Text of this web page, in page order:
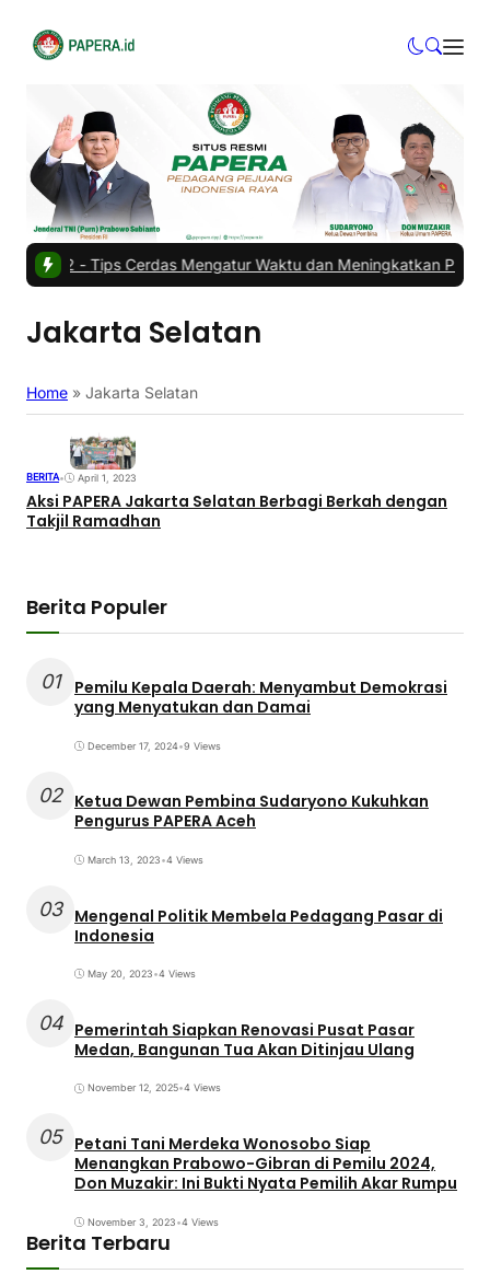
| #2 -Tips Cerdas Mengatur Waktu dan Meningkatkan
Jakarta Selatan
Home » Jakarta Selatan
BERITA• April 1, 2023
Aksi PAPERA Jakarta Selatan Berbagi Berkah dengan
Takjil Ramadhan
Berita Populer
01
Pemilu Kepala Daerah: Menyambut Demokrasi
yang Menyatukan dan Damai
December 17, 2024•9 Views
02 Ketua Dewan Pembina Sudaryono Kukuhkan
Pengurus PAPERA Aceh
March 13, 2023•4 Views
03 Mengenal Politik Membela Pedagang Pasar di
Indonesia
May 20, 2023•4 Views
04 Pemerintah Siapkan Renovasi Pusat Pasar
Medan, Bangunan Tua Akan Ditinjau Ulang
November 12, 2025•4 Views
05 Petani Tani Merdeka Wonosobo Siap
Menangkan Prabowo-Gibran di Pemilu 2024,
Don Muzakir: Ini Bukti Nyata Pemilih Akar Rumpu
November 3, 2023•4 Views
Berita Terbaru